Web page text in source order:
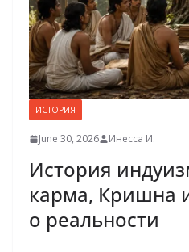
ИСТОРИЯ
June 30, 2026 Инесса И.
История
карма, Кришна
о реальности